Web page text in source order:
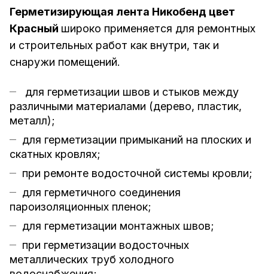
Герметизирующая лента Никобенд цвет
Красный широко применяется для ремонтных
и строительных работ как внутри, так и
снаружи помещений.
для герметизации швов и стыков между
различными материалами (дерево, пластик,
металл);
для герметизации примыканий на плоских и
скатных кровлях;
при ремонте водосточной системы кровли;
для герметичного соединения
пароизоляционных пленок;
для герметизации монтажных швов;
при герметизации водосточных
металлических труб холодного